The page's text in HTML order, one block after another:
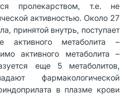
пролекарством, т.е. не
активностью. Около 27
принятой внутрь, поступает
метаболита –
активного метаболита –
еще 5 метаболитов,
фармакологической
в плазме крови